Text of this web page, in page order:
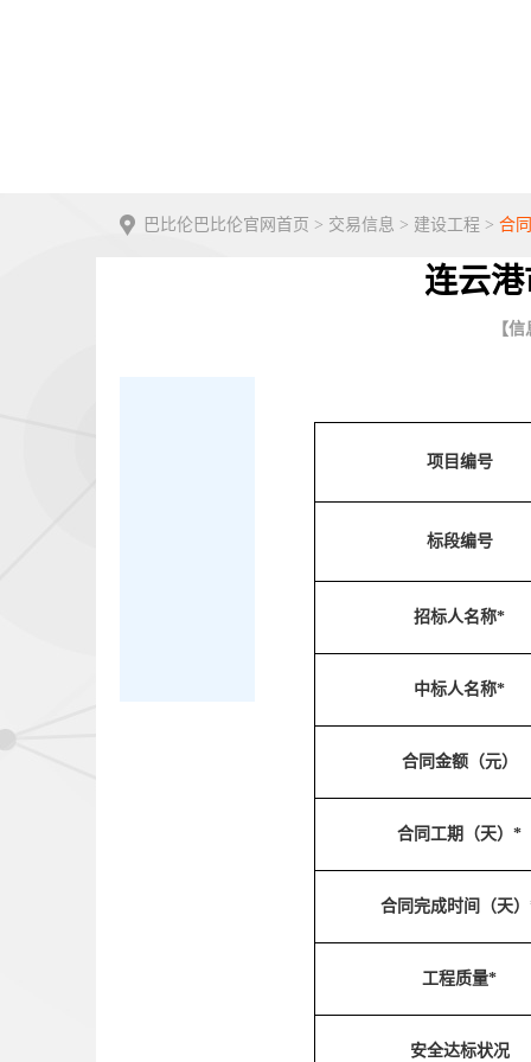
巴比伦巴比伦官网首页 > 交易信息 > 建设工程 > 合
连云
【
项目编号
标段编号
招标人名称*
中标人名称*
合同金额（元）
合同工期（天）*
合同完成时间（天
工程质量*
安全达标状况